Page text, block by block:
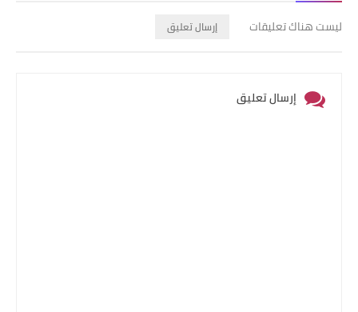
ليست هناك تعليقات إرسال تعليق
إرسال تعليق